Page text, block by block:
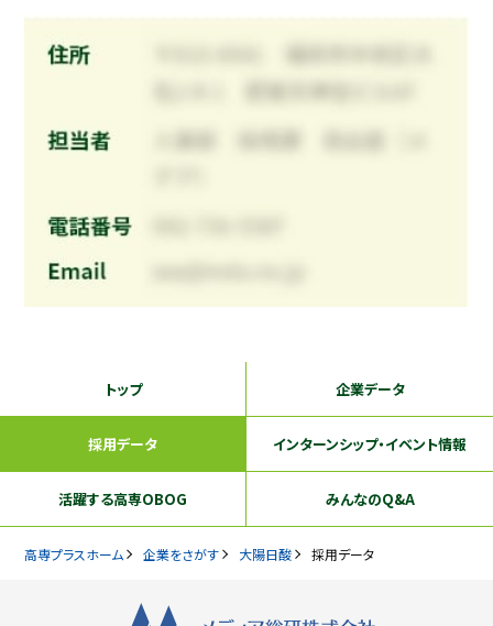
トップ 企業データ
採用データ インターンシップ・イベント情報
活躍する高専OBOG みんなのQ&A
高専プラスホーム 企業をさがす 大陽日酸 採用データ